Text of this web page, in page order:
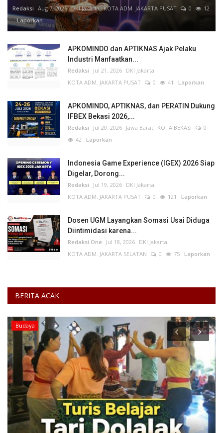
Redaksi Aug 7, 2026 DKI Jakarta KOTA ADM. JAKARTA PUSAT 0
12
Laporkan
APKOMINDO dan APTIKNAS Ajak Pelaku
Industri Manfaatkan...
Redaksi Jul 21, 2026 DKI Jakarta
KOTA ADM. JAKARTA PUSAT
0 41 Laporkan
APKOMINDO, APTIKNAS, dan PERATIN Dukung
IFBEX Bekasi 2026,...
Redaksi Jul 20, 2026 Jawa Barat KOTA BEKASI
0
42 Laporkan
Indonesia Game Experience (IGEX) 2026 Siap
Digelar, Dorong...
Redaksi Jul 19, 2026 DKI Jakarta
KOTA ADM. JAKARTA PUSAT
0 121 Laporkan
Dosen UGM Layangkan Somasi Usai Diduga
Diintimidasi karena...
Redaksi One Jul 18, 2026 DKI Jakarta
KOTA ADM. JAKARTA SELATAN
0 75 Laporkan
BERITA ACAK
Budaya